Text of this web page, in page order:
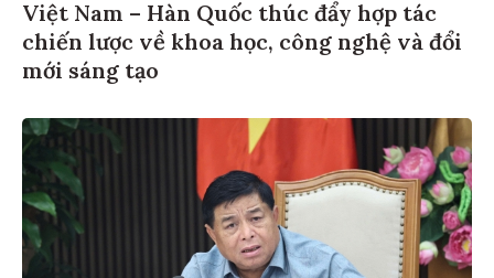
Việt Nam – Hàn Quốc thúc đẩy hợp tác
chiến lược về khoa học, công nghệ và đổi
mới sáng tạo